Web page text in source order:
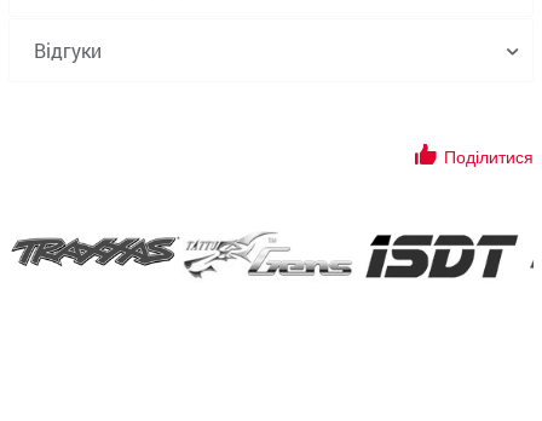
Відгуки
Поділитися